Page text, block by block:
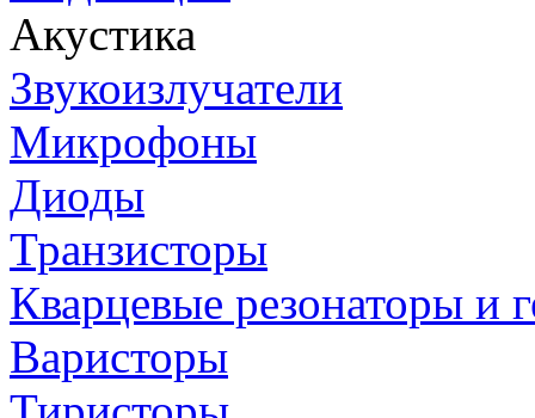
Акустика
Звукоизлучатели
Микрофоны
Диоды
Транзисторы
Кварцевые резонаторы и
Варисторы